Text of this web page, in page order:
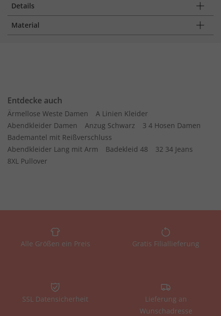
Details
Material
Entdecke auch
Ärmellose Weste Damen
A Linien Kleider
Abendkleider Damen
Anzug Schwarz
3 4 Hosen Damen
Bademantel mit Reißverschluss
Abendkleider Lang mit Arm
Badekleid 48
32 34 Jeans
8XL Pullover
Alle Größen ein Preis Gratis Filiallieferung
SSL Datensicherheit
Lieferung an
Wunschadresse